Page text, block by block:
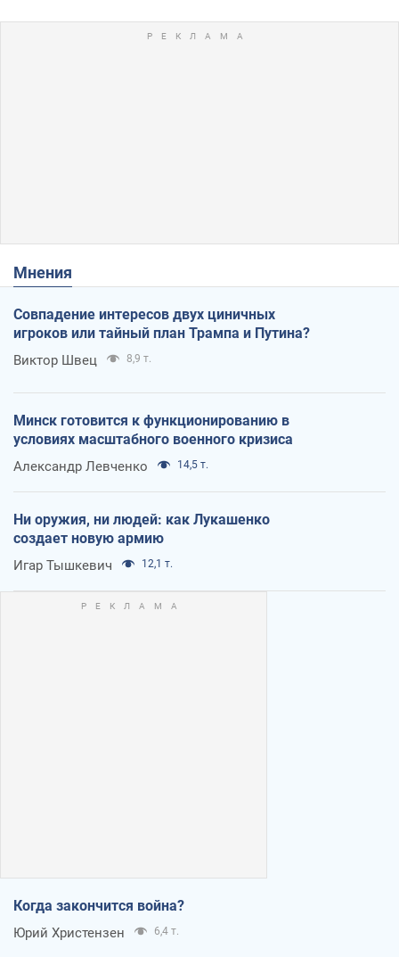
Мнения
Совпадение интересов двух циничных
игроков или тайный план Трампа и Путина?
Виктор Швец 8,9 т.
Минск готовится к функционированию в
условиях масштабного военного кризиса
Александр Левченко 14,5 т.
Ни оружия, ни людей: как Лукашенко
создает новую армию
Игар Тышкевич 12,1 т.
Когда закончится война?
Юрий Христензен 6,4 т.